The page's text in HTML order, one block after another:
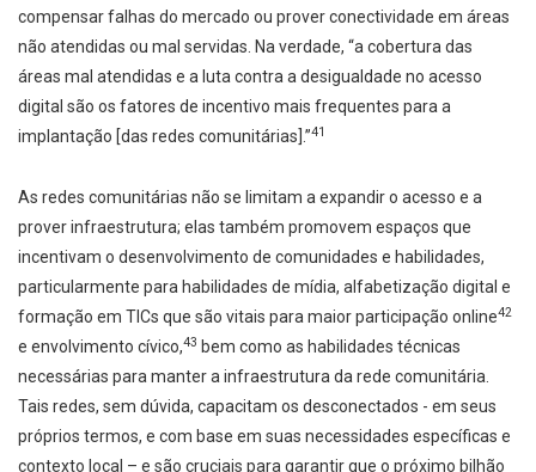
compensar falhas do mercado ou prover conectividade em áreas
não atendidas ou mal servidas. Na verdade, “a cobertura das
áreas mal atendidas e a luta contra a desigualdade no acesso
digital são os fatores de incentivo mais frequentes para a
implantação [das redes comunitárias].”41
As redes comunitárias não se limitam a expandir o acesso e a
prover infraestrutura; elas também promovem espaços que
incentivam o desenvolvimento de comunidades e habilidades,
particularmente para habilidades de mídia, alfabetização digital e
formação em TICs que são vitais para maior participação online42
e envolvimento cívico,43 bem como as habilidades técnicas
necessárias para manter a infraestrutura da rede comunitária.
Tais redes, sem dúvida, capacitam os desconectados - em seus
próprios termos, e com base em suas necessidades específicas e
contexto local – e são cruciais para garantir que o próximo bilhão